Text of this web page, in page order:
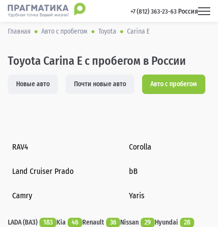
+7 (812) 363-23-63 Россия
Главная Авто с пробегом Toyota Carina E
Toyota Carina E с пробегом в России
Новые авто Почти новые авто Авто с пробегом
RAV4 Corolla
Land Cruiser Prado bB
Camry Yaris
LADA (ВАЗ) 183 Kia 46 Renault 36 Nissan 29 Hyundai
28